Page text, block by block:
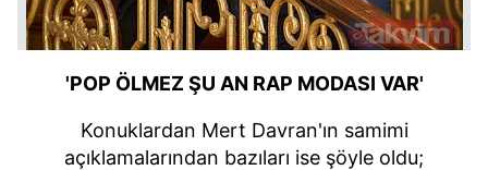
'POP ÖLMEZ ŞU AN RAP MODASI VAR'
Konuklardan Mert Davran'ın samimi
açıklamalarından bazıları ise şöyle oldu;